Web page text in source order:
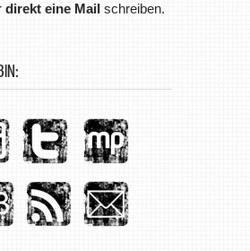
direkt eine Mail schreiben.